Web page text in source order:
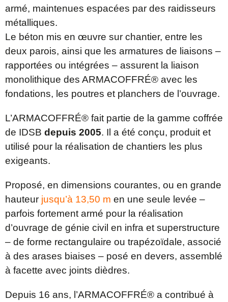
armé, maintenues espacées par des raidisseurs
métalliques.
Le béton mis en œuvre sur chantier, entre les
deux parois, ainsi que les armatures de liaisons –
rapportées ou intégrées – assurent la liaison
monolithique des ARMACOFFRÉ® avec les
fondations, les poutres et planchers de l’ouvrage.
L’ARMACOFFRÉ® fait partie de la gamme coffrée
de IDSB depuis 2005. Il a été conçu, produit et
utilisé pour la réalisation de chantiers les plus
exigeants.
Proposé, en dimensions courantes, ou en grande
hauteur jusqu’à 13,50 m en une seule levée –
parfois fortement armé pour la réalisation
d’ouvrage de génie civil en infra et superstructure
– de forme rectangulaire ou trapézoïdale, associé
à des arases biaises – posé en devers, assemblé
à facette avec joints dièdres.
Depuis 16 ans, l’ARMACOFFRÉ® a contribué à